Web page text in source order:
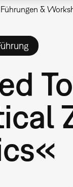
Führungen &